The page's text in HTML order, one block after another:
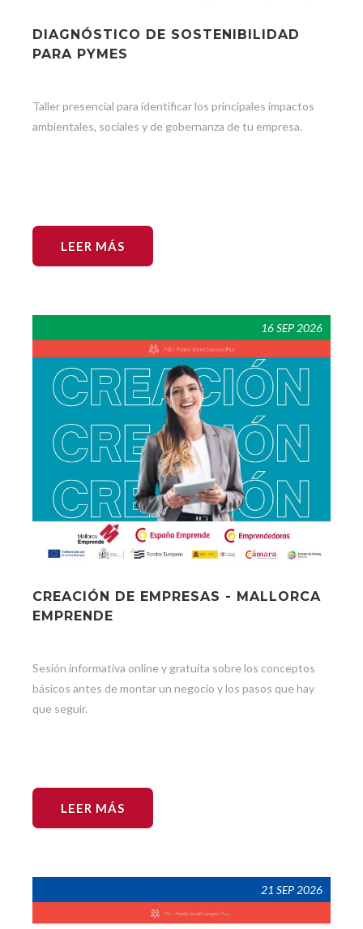
DIAGNÓSTICO DE SOSTENIBILIDAD
PARA PYMES
Taller presencial para identificar los principales impactos
ambientales, sociales y de gobernanza de tu empresa.
LEER MÁS
16 SEP 2026
CREACIÓN DE EMPRESAS - MALLORCA
EMPRENDE
Sesión informativa online y gratuita sobre los conceptos
básicos antes de montar un negocio y los pasos que hay
que seguir.
LEER MÁS
21 SEP 2026